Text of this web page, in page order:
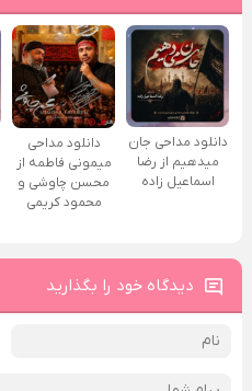
دانلود مداحی جان
میدهیم از رضا
اسماعیل زاده
دانلود مداحی
میمونی فاطمه از
محسن چاوشی و
محمود کریمی
دیدگاه خود را بگذارید